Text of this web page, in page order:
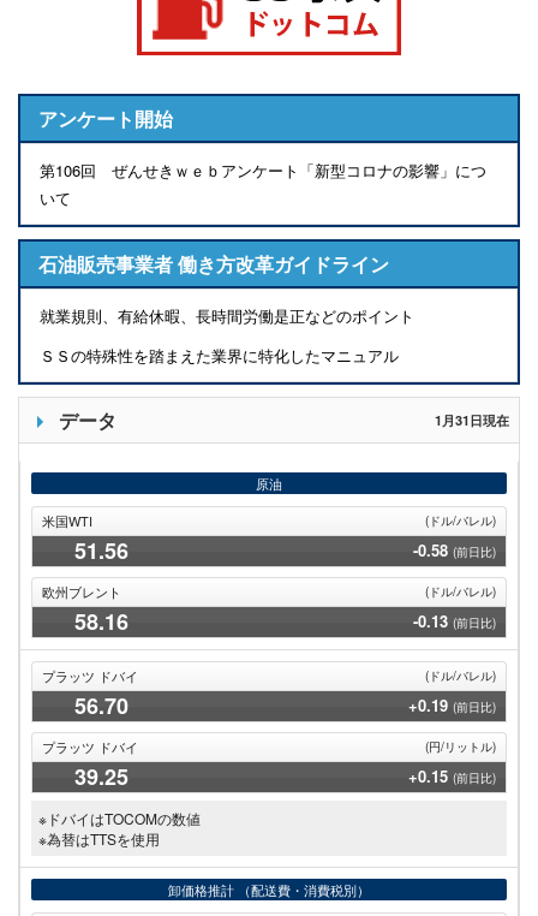
アンケート開始
第106回 ぜんせきｗｅｂアンケート「新型コロナの影響」につ
いて
石油販売事業者 働き方改革ガイドライン
就業規則、有給休暇、長時間労働是正などのポイント
ＳＳの特殊性を踏まえた業界に特化したマニュアル
データ 1月31日現在
原油
米国WTI
(ドル/バレル)
51.56 -0.58 (前日比)
欧州ブレント (ドル/バレル)
58.16 -0.13 (前日比)
プラッツ ドバイ (ドル/バレル)
56.70 +0.19 (前日比)
プラッツ ドバイ (円/リットル)
39.25 +0.15 (前日比)
※ドバイはTOCOMの数値
※為替はTTSを使用
卸価格推計
（配送費・消費税別）